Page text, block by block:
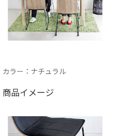
カラー：ナチュラル
商品イメージ